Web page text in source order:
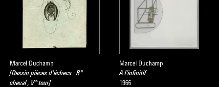
Marcel Duchamp
[Dessin pièces d'échecs : R°
cheval ; V° tour]
Marcel Duchamp
A l'infinitif
1966